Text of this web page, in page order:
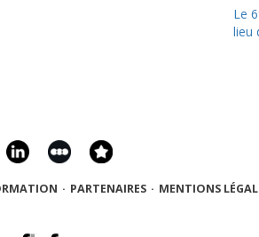
Le
lieu
· PARTENAIRES · MENTIONS